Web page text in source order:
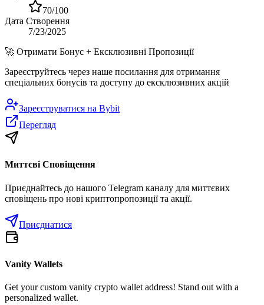
70/100
Дата Створення
7/23/2025
🚀 Отримати Бонус + Ексклюзивні Пропозиції
Зареєструйтесь через наше посилання для отримання
спеціальних бонусів та доступу до ексклюзивних акцій
Зареєструватися на Bybit
Перегляд
Миттєві Сповіщення
Приєднайтесь до нашого Telegram каналу для миттєвих
сповіщень про нові криптопропозиції та акції.
Приєднатися
Vanity Wallets
Get your custom vanity crypto wallet address! Stand out with a
personalized wallet.